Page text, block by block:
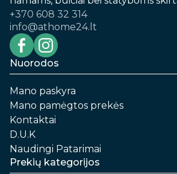
+370 608 32 314
info@athome24.lt
Nuorodos
Mano paskyra
Mano pamėgtos prekės
Kontaktai
D.U.K
Naudingi Patarimai
Prekių kategorijos